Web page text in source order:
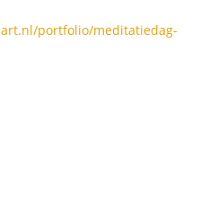
portfolio/meditatiedag-